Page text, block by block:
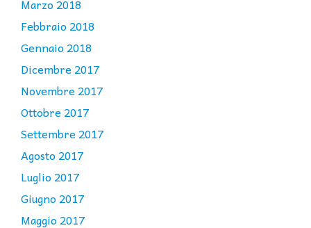
Marzo 2018
Febbraio 2018
Gennaio 2018
Dicembre 2017
Novembre 2017
Ottobre 2017
Settembre 2017
Agosto 2017
Luglio 2017
Giugno 2017
Maggio 2017